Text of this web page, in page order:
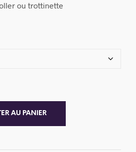
ou trottinette
AU PANIER